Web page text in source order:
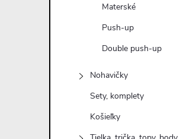
Materské
Push-up
Double push-up
Nohavičky
Sety, komplety
Košieľky